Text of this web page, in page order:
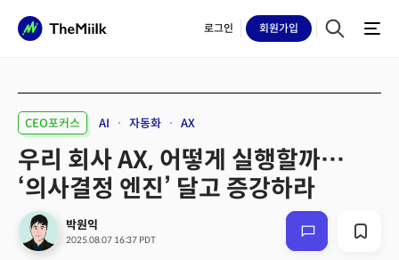
로그인 회원가입
CEO포커스 AI 자동화 AX
우리 회사 AX, 어떻게 실행할까…
‘의사결정 엔진’ 달고 증강하라
박원익
2025.08.07 16:37 PDT